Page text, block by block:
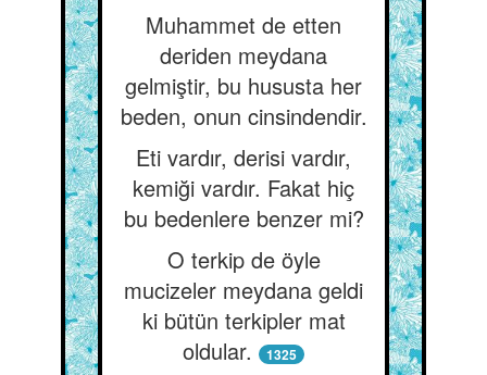
Muhammet de etten
deriden meydana
gelmiştir, bu hususta her
beden, onun cinsindendir.
Eti vardır, derisi vardır,
kemiği vardır. Fakat hiç
bu bedenlere benzer mi?
O terkip de öyle
mucizeler meydana geldi
ki bütün terkipler mat
oldular.
1325